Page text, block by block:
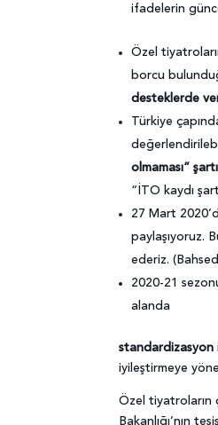
ifadelerin
Özel
borcu
desteklerde
Türkiye
olmaması”
“İTO kaydı
27 Mart
paylaşıyoruz.
ederiz.
2020-21
alanda
standardizasyon
iyileştirmeye
Özel tiyatroların
Bakanlığı’nın